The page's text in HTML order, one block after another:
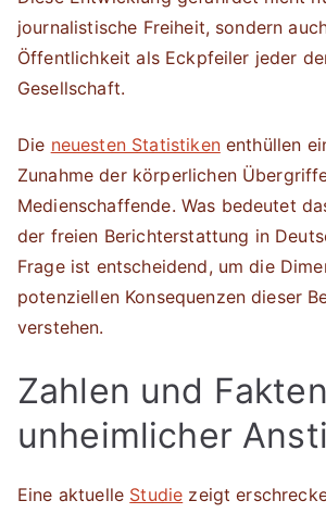
journalistische Freiheit, sondern
Öffentlichkeit als Eckpfeiler jeder
Gesellschaft.
Die neuesten Statistikenenthüllen
Zunahme der körperlichen
Medienschaffende. Was bedeutet
der freien Berichterstattung in
Frage ist entscheidend, um die
potenziellen Konsequenzen dieser
verstehen.
Zahlen und
unheimlicher
Eine aktuelle Studie zeigt